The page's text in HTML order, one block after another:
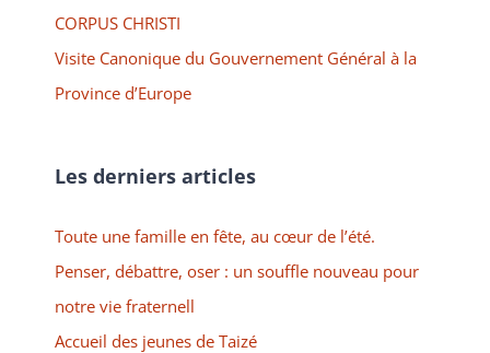
CORPUS CHRISTI
Visite Canonique du Gouvernement Général à la
Province d’Europe
Les derniers articles
Toute une famille en fête, au cœur de l’été.
Penser, débattre, oser : un souffle nouveau pour
notre vie fraternell
Accueil des jeunes de Taizé